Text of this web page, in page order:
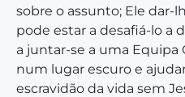
sobre o assunto; Ele dar-
pode estar a desafiá-lo a
a juntar-se a uma Equipa
num lugar escuro e
escravidão da vida sem